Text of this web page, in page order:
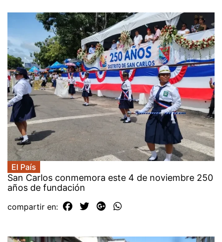
El País
San Carlos conmemora este 4 de noviembre 250
años de fundación
compartir en: